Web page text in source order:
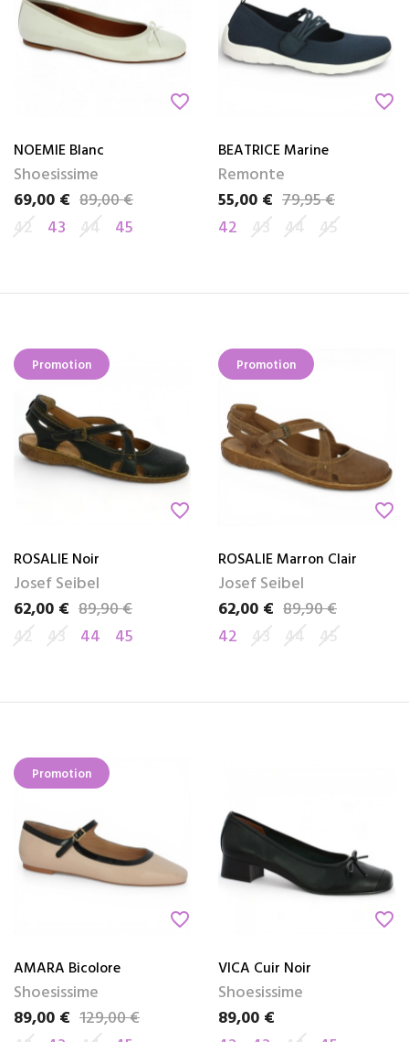
favorite_border
NOEMIE Blanc
Shoesissime
Prix
69,00 €
Prix de base89,00 €
42
43 44 45
favorite_border
BEATRICE Marine
Remonte
Prix
55,00 €
Prix de base79,95 €
42 43 44 45
Promotion
favorite_border
ROSALIE Noir
Josef Seibel
Prix
62,00 €
Prix de base89,90 €
42 43 44 45
Promotion
favorite_border
ROSALIE Marron Clair
Josef Seibel
Prix
62,00 €
Prix de base89,90 €
42 43 44 45
Promotion
favorite_border
AMARA Bicolore
Shoesissime
Prix
89,00 €
Prix de base129,00 €
favorite_border
VICA Cuir Noir
Shoesissime
Prix
89,00 €